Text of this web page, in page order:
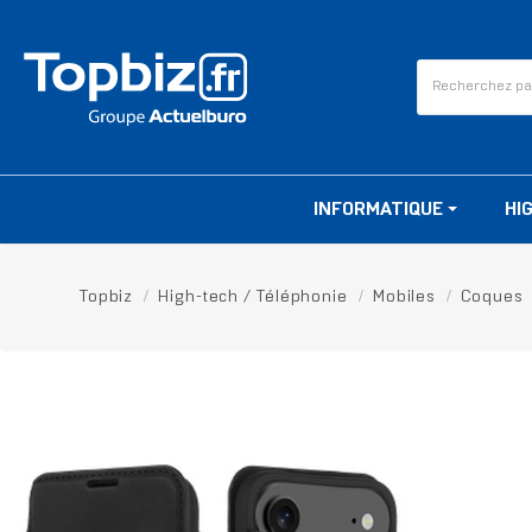
INFORMATIQUE
Topbiz High-tech / Téléphonie Mobiles Coques